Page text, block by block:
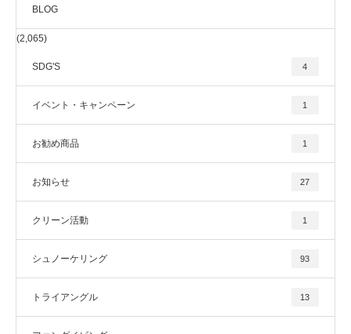
BLOG
(2,065)
SDG'S 4
イベント・キャンペーン 1
お勧め商品 1
お知らせ 27
クリーン活動 1
シュノーケリング 93
トライアングル 13